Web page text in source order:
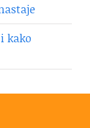
kako